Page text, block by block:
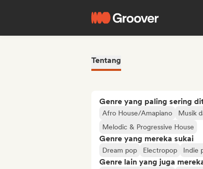
Tentang
Genre yang paling sering
Afro House/Amapiano Musik
Melodic & Progressive House
Genre yang mereka sukai
Dream pop Electropop Indie
Genre lain yang juga